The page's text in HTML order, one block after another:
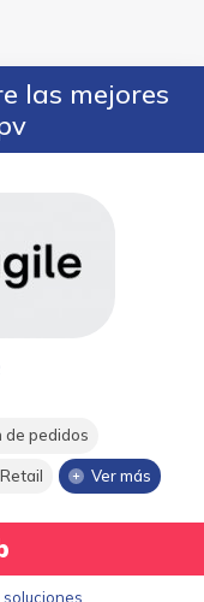
las mejores
pedidos
Retail Ver más